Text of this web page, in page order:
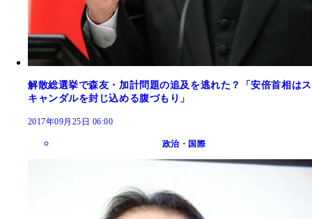
解散総選挙で森友・加計問題の追及を逃れた？「安倍首相はス
キャンダルを封じ込める腹づもり」
2017年09月25日 06:00
政治・国際